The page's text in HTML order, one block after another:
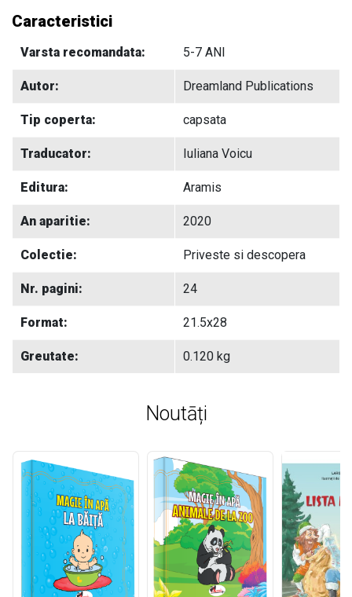
Caracteristici
Varsta recomandata: 5-7 ANI
Autor: Dreamland Publications
Tip coperta: capsata
Traducator: Iuliana Voicu
Editura: Aramis
An aparitie: 2020
Colectie: Priveste si descopera
Nr. pagini: 24
Format: 21.5x28
Greutate: 0.120 kg
Noutāți